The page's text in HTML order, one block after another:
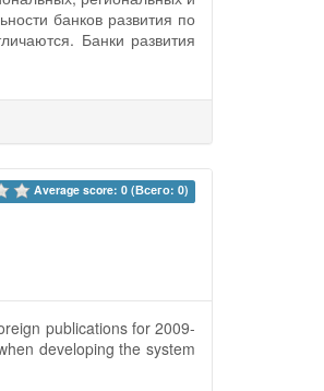
банков развития по
Банки развития
Average score: 0 (Всего: 0)
publications for 2009-
developing the system